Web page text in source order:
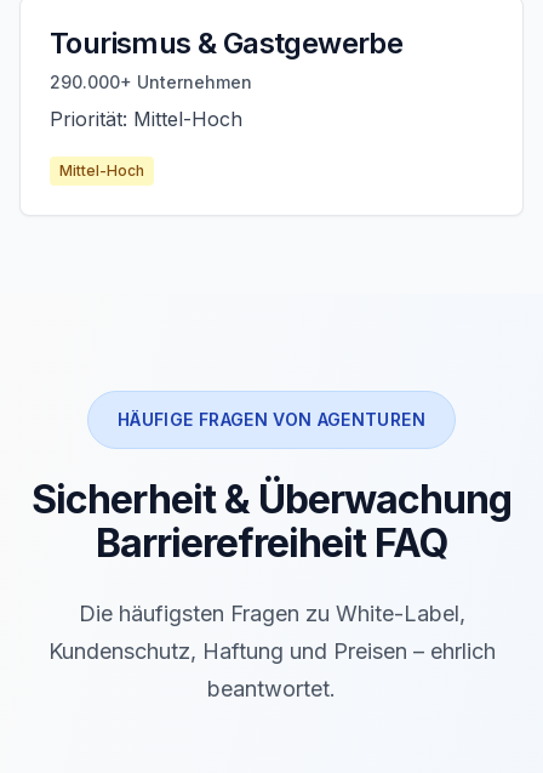
Tourismus & Gastgewerbe
290.000+ Unternehmen
Priorität: Mittel-Hoch
Mittel-Hoch
HÄUFIGE FRAGEN VON AGENTUREN
Sicherheit & Überwachung
Barrierefreiheit FAQ
Die häufigsten Fragen zu White-Label,
Kundenschutz, Haftung und Preisen – ehrlich
beantwortet.